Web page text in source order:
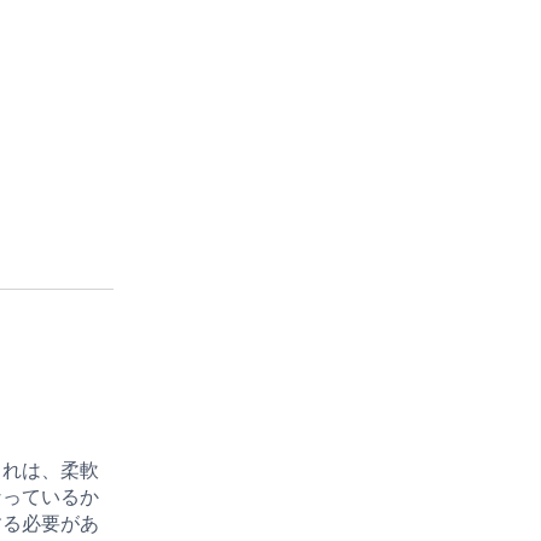
は、柔軟
ているか
必要があ